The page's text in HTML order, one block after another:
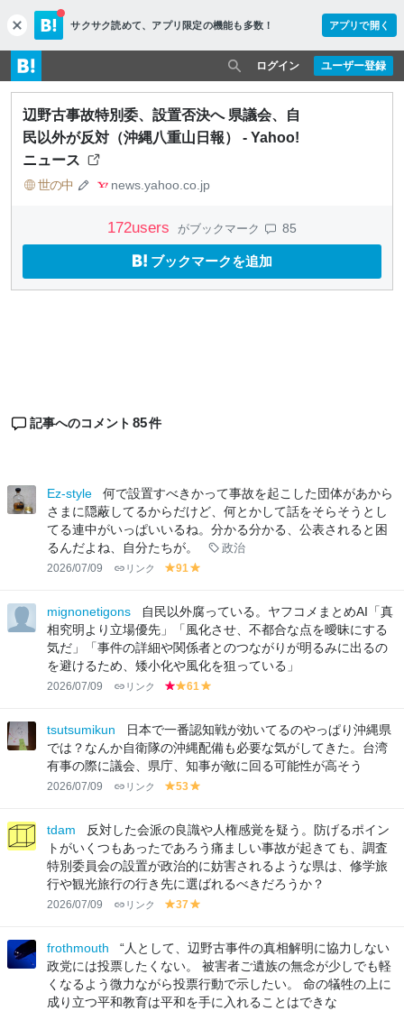
c
l
o
s
e
サクサク読めて、 アプリ限定の機能も多数！ アプリで開く
ユーザー登録
ログイン
辺野古事故特別委、設置否決へ 県議会、自
民以外が反対（沖縄八重山日報） - Yahoo!
ニュース
世の中 news.yahoo.co.jp
172users がブックマーク 85
ブックマークを追加
記事へのコメント 85件
Ez-style
何で設置すべきかって事故を起こした団体があから
さまに隠蔽してるからだけど、何とかして話をそらそうとし
てる連中がいっぱいいるね。分かる分かる、公表されると困
るんだよね、自分たちが。
政治
2026/07/09 リンク
y
lo
91
lo
w
mignonetigons
自民以外腐っている。ヤフコメまとめAI「真
相究明より立場優先」「風化させ、不都合な点を曖昧にする
気だ」「事件の詳細や関係者とのつながりが明るみに出るの
を避けるため、矮小化や風化を狙っている」
2026/07/09 リンク
r y
lo
w
61
lo
w
tsutsumikun
日本で一番認知戦が効いてるのやっぱり沖縄県
では？なんか自衛隊の沖縄配備も必要な気がしてきた。台湾
有事の際に議会、県庁、知事が敵に回る可能性が高そう
2026/07/09 リンク
y
lo
w
53
lo
w
tdam
反対した会派の良識や人権感覚を疑う。防げるポイン
トがいくつもあったであろう痛ましい事故が起きても、調査
特別委員会の設置が政治的に妨害されるような県は、修学旅
行や観光旅行の行き先に選ばれるべきだろうか？
2026/07/09 リンク
y
lo
w
37
lo
frothmouth
“人として、辺野古事件の真相解明に協力しない
政党には投票したくない。 被害者ご遺族の無念が少しでも軽
くなるよう微力ながら投票行動で示したい。 命の犠牲の上に
成り立つ平和教育は平和を手に入れることはできな